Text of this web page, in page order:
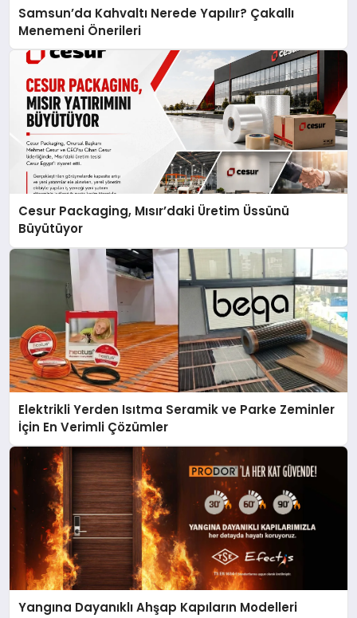
Samsun’da Kahvaltı Nerede Yapılır? Çakallı
Menemeni Önerileri
Cesur Packaging, Mısır’daki Üretim Üssünü
Büyütüyor
Elektrikli Yerden Isıtma Seramik ve Parke Zeminler
İçin En Verimli Çözümler
Yangına Dayanıklı Ahşap Kapıların Modelleri